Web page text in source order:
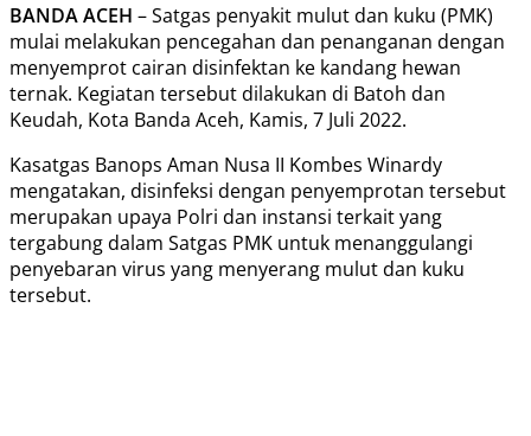
BANDA ACEH – Satgas penyakit mulut dan kuku (PMK)
mulai melakukan pencegahan dan penanganan dengan
menyemprot cairan disinfektan ke kandang hewan
ternak. Kegiatan tersebut dilakukan di Batoh dan
Keudah, Kota Banda Aceh, Kamis, 7 Juli 2022.
Kasatgas Banops Aman Nusa II Kombes Winardy
mengatakan, disinfeksi dengan penyemprotan tersebut
merupakan upaya Polri dan instansi terkait yang
tergabung dalam Satgas PMK untuk menanggulangi
penyebaran virus yang menyerang mulut dan kuku
tersebut.